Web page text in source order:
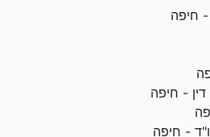
- חיפה
- חיפה
- חיפה